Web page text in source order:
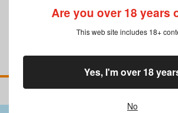
Are you over 18 years
This web site includes 18+
No
Yes, I'm over 18